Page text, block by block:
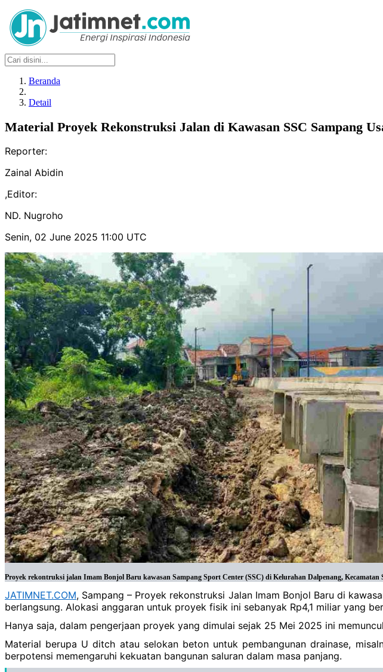
Beranda
Detail
Material Proyek Rekonstruksi Jalan di Kawasan SSC Sampang
Reporter:
Zainal Abidin
,Editor:
ND. Nugroho
Senin, 02 June 2025 11:00 UTC
Proyek rekontruksi jalan Imam Bonjol Baru kawasan Sampang Sport Center (SSC) di Kelurahan Dalpenang, Kecamatan
JATIMNET.COM, Sampang – Proyek rekonstruksi Jalan Imam Bonjol Baru di
berlangsung. Alokasi anggaran untuk proyek fisik ini sebanyak Rp4,1 miliar yang
Hanya saja, dalam pengerjaan proyek yang dimulai sejak 25 Mei 2025 ini
Material berupa U ditch atau selokan beton untuk pembangunan drainase,
berpotensi memengaruhi kekuatan bangunan saluran dalam masa panjang.